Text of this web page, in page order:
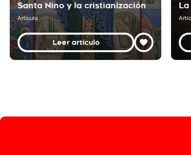
Santa Nino y la cristianización
Artículo
Leer artículo